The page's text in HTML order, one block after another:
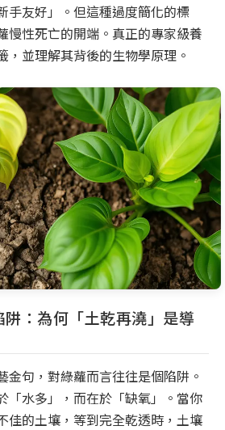
手友好」。但這種過度簡化的標
慢性死亡的開端。真正的專家級養
，並理解其背後的生物學原理。
阱：為何「土乾再澆」是導
金句，對綠蘿而言往往是個陷阱。
「水多」，而在於「缺氧」。當你
佳的土壤，等到完全乾透時，土壤